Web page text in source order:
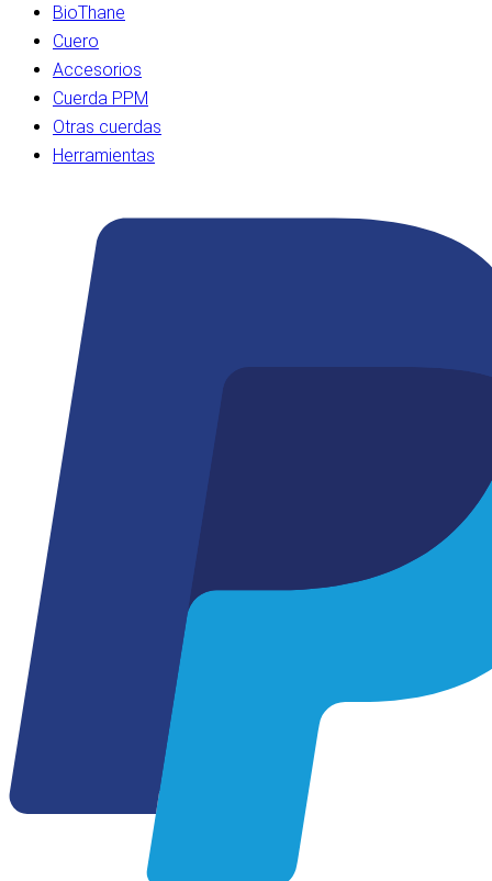
BioThane
Cuero
Accesorios
Cuerda PPM
Otras cuerdas
Herramientas